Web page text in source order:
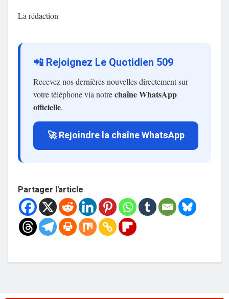
La rédaction
📲 Rejoignez Le Quotidien 509
Recevez nos dernières nouvelles directement sur
votre téléphone via notrechaîne WhatsApp
officielle.
🚀 Rejoindre la chaîne WhatsApp
Partager l'article